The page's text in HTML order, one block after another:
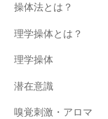
操体法とは？
理学操体とは？
理学操体
潜在意識
嗅覚刺激・アロマ